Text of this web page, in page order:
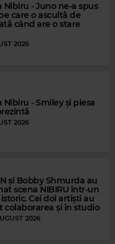
Nibiru - Juno ne-a spus
care o ascultă de
când are o stare
2026
Nibiru - Smiley și piesa
2026
și Bobby Shmurda au
scena NIBIRU într-un
Cei doi artiști au
colaborarea și în studio
2026